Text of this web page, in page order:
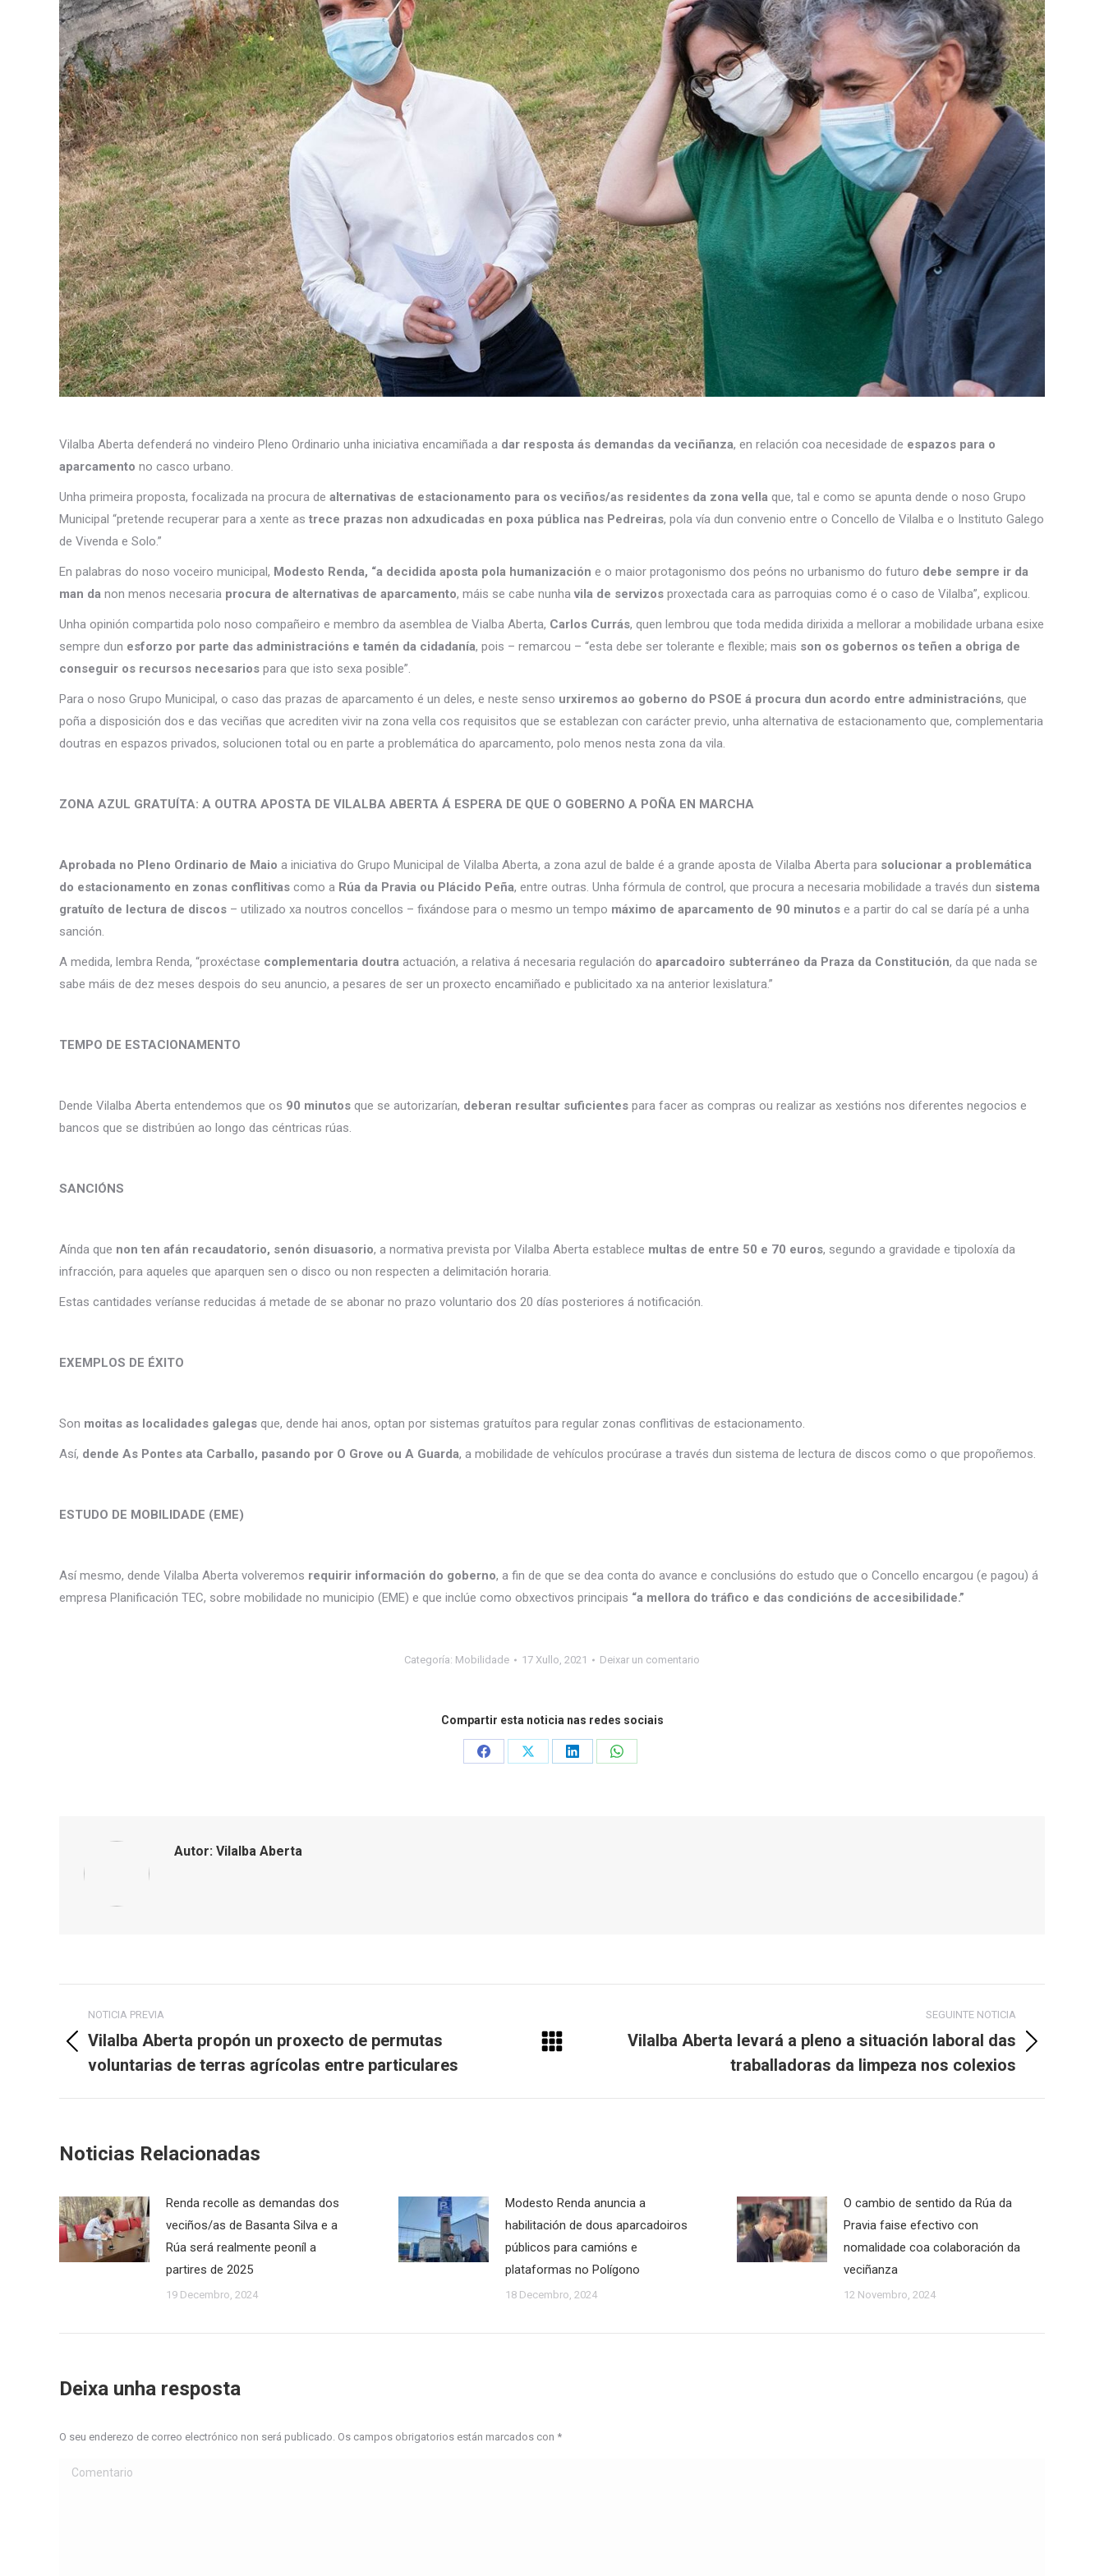
Vilalba Aberta defenderá no vindeiro Pleno Ordinario unha iniciativa encamiñada a dar resposta ás demandas da veciñanza, en relación coa necesidade de espazos para o
aparcamento no casco urbano.
Unha primeira proposta, focalizada na procura de alternativas de estacionamento para os veciños/as residentes da zona vella que, tal e como se apunta dende o noso Grupo
Municipal “pretende recuperar para a xente as trece prazas non adxudicadas en poxa pública nas Pedreiras, pola vía dun convenio entre o Concello de Vilalba e o Instituto Galego
de Vivenda e Solo.”
En palabras do noso voceiro municipal, Modesto Renda, “a decidida aposta pola humanización e o maior protagonismo dos peóns no urbanismo do futuro debe sempre ir da
man da non menos necesaria procura de alternativas de aparcamento, máis se cabe nunha vila de servizos proxectada cara as parroquias como é o caso de Vilalba”, explicou.
Unha opinión compartida polo noso compañeiro e membro da asemblea de Vialba Aberta, Carlos Currás, quen lembrou que toda medida dirixida a mellorar a mobilidade urbana esixe
sempre dun esforzo por parte das administracións e tamén da cidadanía, pois – remarcou – “esta debe ser tolerante e flexible; mais son os gobernos os teñen a obriga de
conseguir os recursos necesarios para que isto sexa posible”.
Para o noso Grupo Municipal, o caso das prazas de aparcamento é un deles, e neste senso urxiremos ao goberno do PSOE á procura dun acordo entre administracións, que
poña a disposición dos e das veciñas que acrediten vivir na zona vella cos requisitos que se establezan con carácter previo, unha alternativa de estacionamento que, complementaria
doutras en espazos privados, solucionen total ou en parte a problemática do aparcamento, polo menos nesta zona da vila.
ZONA AZUL GRATUÍTA: A OUTRA APOSTA DE VILALBA ABERTA Á ESPERA DE QUE O GOBERNO A POÑA EN MARCHA
Aprobada no Pleno Ordinario de Maio a iniciativa do Grupo Municipal de Vilalba Aberta, a zona azul de balde é a grande aposta de Vilalba Aberta para solucionar a problemática
do estacionamento en zonas conflitivas como a Rúa da Pravia ou Plácido Peña, entre outras. Unha fórmula de control, que procura a necesaria mobilidade a través dun sistema
gratuíto de lectura de discos – utilizado xa noutros concellos – fixándose para o mesmo un tempo máximo de aparcamento de 90 minutos e a partir do cal se daría pé a unha
sanción.
A medida, lembra Renda, “proxéctase complementaria doutra actuación, a relativa á necesaria regulación do aparcadoiro subterráneo da Praza da Constitución, da que nada se
sabe máis de dez meses despois do seu anuncio, a pesares de ser un proxecto encamiñado e publicitado xa na anterior lexislatura.”
TEMPO DE ESTACIONAMENTO
Dende Vilalba Aberta entendemos que os 90 minutos que se autorizarían, deberan resultar suficientes para facer as compras ou realizar as xestións nos diferentes negocios e
bancos que se distribúen ao longo das céntricas rúas.
SANCIÓNS
Aínda que non ten afán recaudatorio, senón disuasorio, a normativa prevista por Vilalba Aberta establece multas de entre 50 e 70 euros, segundo a gravidade e tipoloxía da
infracción, para aqueles que aparquen sen o disco ou non respecten a delimitación horaria.
Estas cantidades veríanse reducidas á metade de se abonar no prazo voluntario dos 20 días posteriores á notificación.
EXEMPLOS DE ÉXITO
Son moitas as localidades galegas que, dende hai anos, optan por sistemas gratuítos para regular zonas conflitivas de estacionamento.
Así, dende As Pontes ata Carballo, pasando por O Grove ou A Guarda, a mobilidade de vehículos procúrase a través dun sistema de lectura de discos como o que propoñemos.
ESTUDO DE MOBILIDADE (EME)
Así mesmo, dende Vilalba Aberta volveremos requirir información do goberno, a fin de que se dea conta do avance e conclusións do estudo que o Concello encargou (e pagou) á
empresa Planificación TEC, sobre mobilidade no municipio (EME) e que inclúe como obxectivos principais “a mellora do tráfico e das condicións de accesibilidade.”
Categoría: Mobilidade 17 Xullo, 2021 Deixar un comentario
Compartir esta noticia nas redes sociais
Share
Share
Share
Share
Autor: Vilalba Aberta
navigation
NOTICIA PREVIA
Previous
post:
Vilalba Aberta propón un proxecto de permutas
voluntarias de terras agrícolas entre particulares
SEGUINTE NOTICIA
Vilalba Aberta levará a pleno a situación laboral das
traballadoras da limpeza nos colexios
Noticias Relacionadas
Renda recolle as demandas dos
veciños/as de Basanta Silva e a
Rúa será realmente peoníl a
partires de 2025
19 Decembro, 2024
Modesto Renda anuncia a
habilitación de dous aparcadoiros
públicos para camións e
plataformas no Polígono
18 Decembro, 2024
O cambio de sentido da Rúa da
Pravia faise efectivo con
nomalidade coa colaboración da
veciñanza
12 Novembro, 2024
Deixa unha resposta
O seu enderezo de correo electrónico non será publicado. Os campos obrigatorios están marcados con *
Comentario